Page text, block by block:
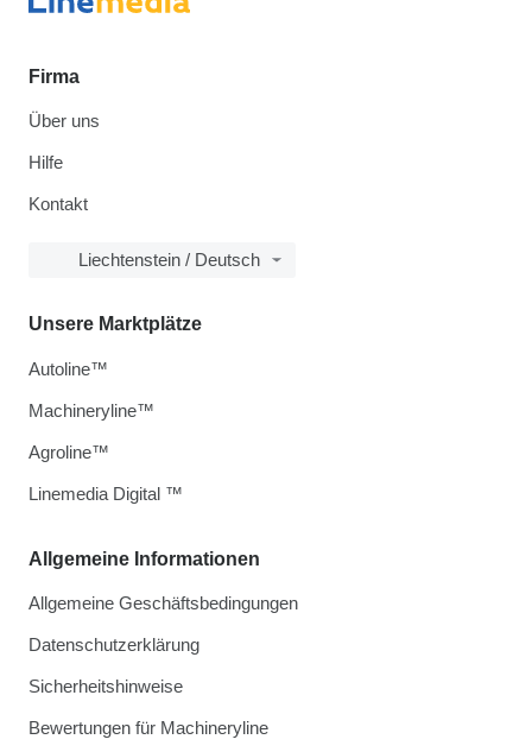
Firma
Über uns
Hilfe
Kontakt
Liechtenstein / Deutsch
Allgemeine Informationen
Allgemeine Geschäftsbedingungen
Datenschutzerklärung
Sicherheitshinweise
Bewertungen für Machineryline
Unsere Marktplätze
Autoline™
Machineryline™
Agroline™
Linemedia Digital ™